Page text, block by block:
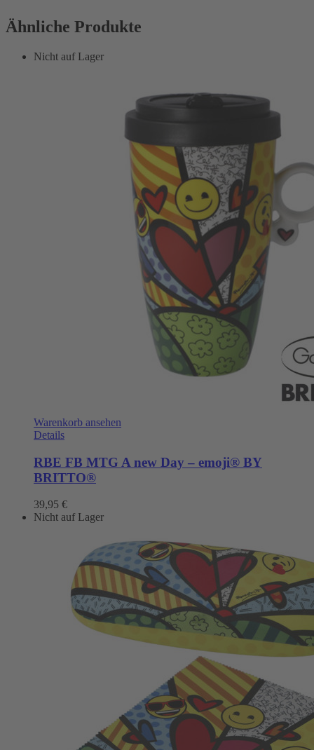
Ähnliche Produkte
Nicht auf Lager
Warenkorb ansehen
Details
RBE FB MTG A new Day – emoji® BY
BRITTO®
39,95 €
Nicht auf Lager